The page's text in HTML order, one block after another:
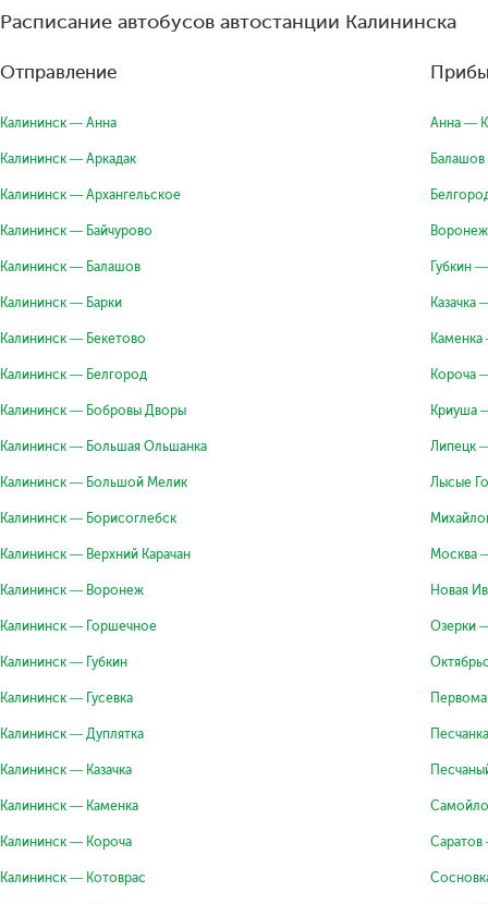
Расписание автобусов автостанции Калининска
Отправление
Калининск — Анна
Калининск — Аркадак
Калининск — Архангельское
Калининск — Байчурово
Калининск — Балашов
Калининск — Барки
Калининск — Бекетово
Калининск — Белгород
Калининск — Бобровы Дворы
Калининск — Большая Ольшанка
Калининск — Большой Мелик
Калининск — Борисоглебск
Калининск — Верхний Карачан
Калининск — Воронеж
Калининск — Горшечное
Калининск — Губкин
Калининск — Гусевка
Калининск — Дуплятка
Калининск — Казачка
Калининск — Каменка
Калининск — Короча
Калининск — Котоврас
Анна —
Губкин
Казачка
Короча
Криуша
Липецк
Лысые
Москва
Новая
Озерки
Саратов